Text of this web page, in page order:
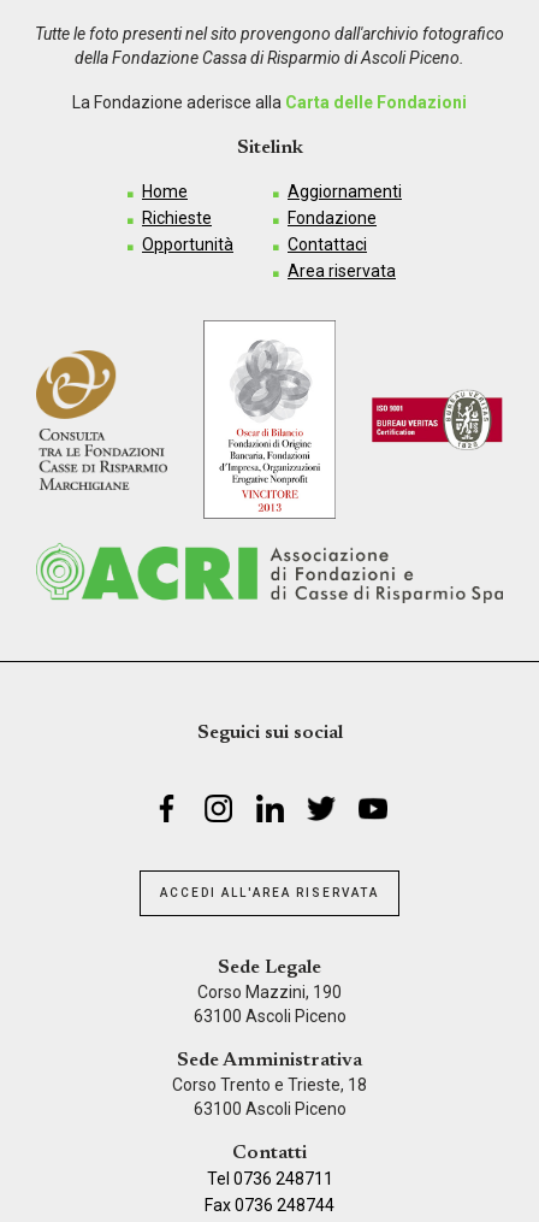
Tutte le foto presenti nel sito provengono dall'archivio fotografico
della Fondazione Cassa di Risparmio di Ascoli Piceno.
La Fondazione aderisce alla Carta delle Fondazioni
Sitelink
Home
Richieste
Opportunità
Aggiornamenti
Fondazione
Contattaci
Area riservata
Seguici sui social
ACCEDI ALL'AREA RISERVATA
Sede Legale
Corso Mazzini, 190
63100 Ascoli Piceno
Sede Amministrativa
Corso Trento e Trieste, 18
63100 Ascoli Piceno
Contatti
Tel 0736 248711
Fax 0736 248744